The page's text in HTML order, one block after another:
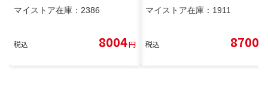
マイストア在庫： 2386
税込 8004円
マイストア在庫： 1911
税込 8700